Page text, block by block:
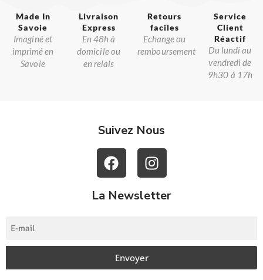
Made In
Savoie​
Imaginé et
imprimé en
Savoie
Livraison
Express
En 48h à
domicile ou
en relais
Retours
faciles
Echange ou
remboursement
Service
Client
Réactif​
Du lundi au
vendredi de
9h30 à 17h
Suivez Nous
La Newsletter
Envoyer